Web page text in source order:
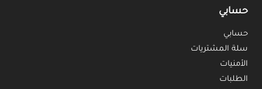
حسابي
حسابي
سلة المشتريات
الأمنيات
الطلبات